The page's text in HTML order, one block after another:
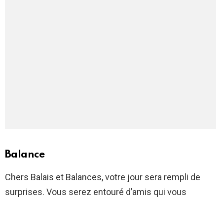
Balance
Chers Balais et Balances, votre jour sera rempli de
surprises. Vous serez entouré d’amis qui vous